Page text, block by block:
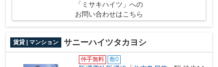
「ミサキハイツ」への
お問い合わせはこちら
賃貸 | マンション サニーハイツタカヨシ
仲手無料 敷0